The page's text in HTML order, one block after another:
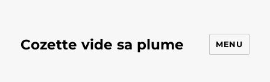
Cozette vide sa plume MENU